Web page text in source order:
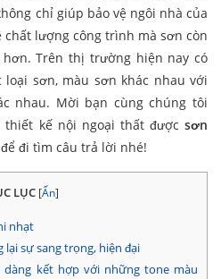
chỉ giúp bảo vệ ngôi nhà của
chất lượng công trình mà sơn còn
Trên thị trường hiện nay có
sơn, màu sơn khác nhau với
nhau. Mời bạn cùng chúng tôi
kế nội ngoại thất được sơn
đi tìm câu trả lời nhé!
LỤC [Ẩn]
nhạt
lại sự sang trọng, hiện đại
kết hợp với những tone màu